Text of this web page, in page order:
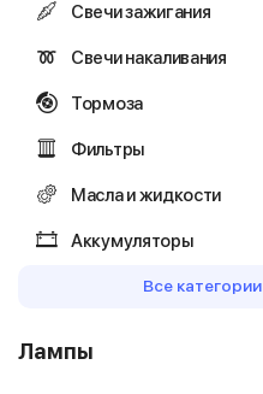
Свечи зажигания
Свечи накаливания
Тормоза
Фильтры
Масла и жидкости
Аккумуляторы
Все категории
Лампы